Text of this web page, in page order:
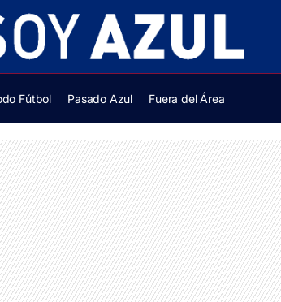
Fútbol Pasado Azul Fuera del Área